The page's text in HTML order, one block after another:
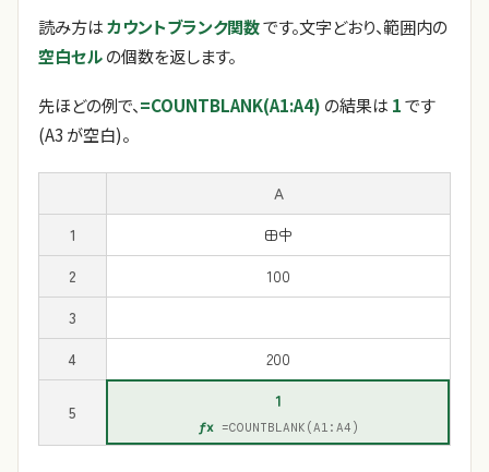
読み方はカウントブランク関数です。文字どおり、範囲内の
空白セルの個数を返します。
先ほどの例で、=COUNTBLANK(A1:A4) の結果は 1です
(A3 が空白)。
A
1
田中
2
100
3
4
200
5
1
=COUNTBLANK(A1:A4)